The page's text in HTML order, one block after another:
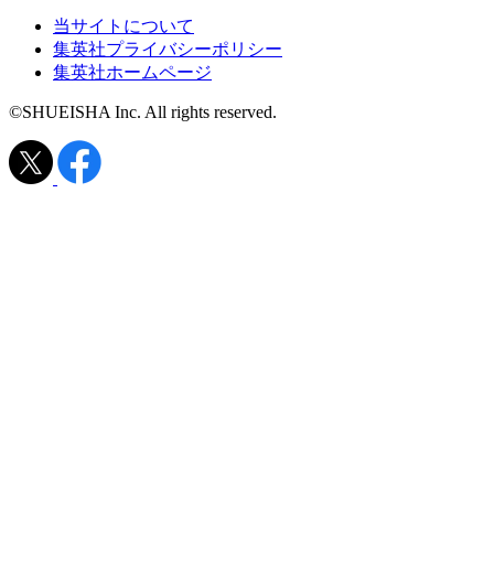
当サイトについて
集英社プライバシーポリシー
集英社ホームページ
©SHUEISHA Inc. All rights reserved.